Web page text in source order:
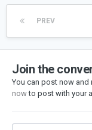
PREV
Join the
You can post now and
nowto post with your